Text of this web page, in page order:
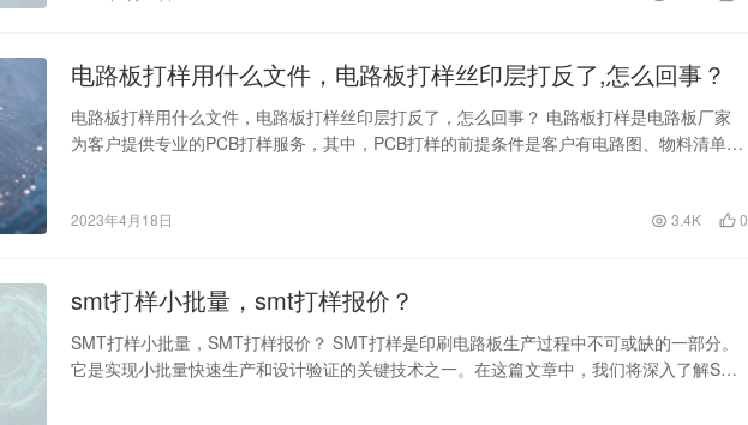
电路板打样用什么文件，电路板打样丝印层打反了,怎么回事？
电路板打样用什么文件，电路板打样丝印层打反了，怎么回事？ 电路板打样是电路板厂家
为客户提供专业的PCB打样服务，其中，PCB打样的前提条件是客户有电路图、物料清单和
2023年4月18日 3.4K 0
smt打样小批量，smt打样报价？
SMT打样小批量，SMT打样报价？ SMT打样是印刷电路板生产过程中不可或缺的一部分。
它是实现小批量快速生产和设计验证的关键技术之一。在这篇文章中，我们将深入了解SMT